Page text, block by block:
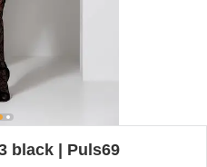
black | Puls69